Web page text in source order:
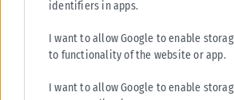
identifiers in apps.
I want to allow Google to enable
to functionality of the website or app.
I want to allow Google to enable
ΕΛΛΆΔΑ